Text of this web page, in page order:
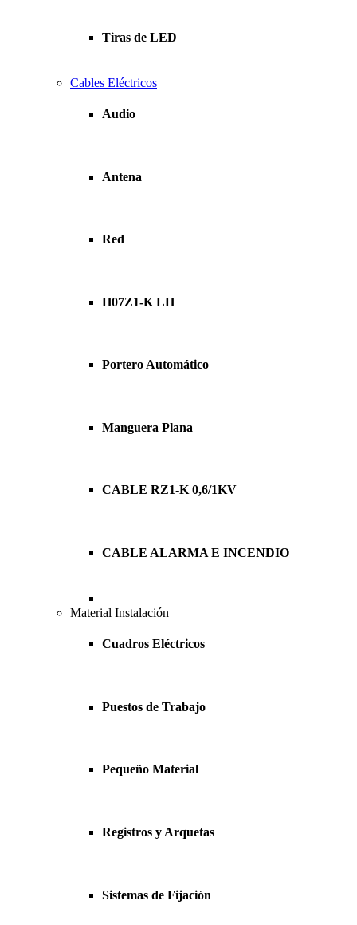
Tiras de LED
Cables Eléctricos
Audio
Antena
Red
H07Z1-K LH
Portero Automático
Manguera Plana
CABLE RZ1-K 0,6/1KV
CABLE ALARMA E INCENDIO
Material Instalación
Cuadros Eléctricos
Puestos de Trabajo
Pequeño Material
Registros y Arquetas
Sistemas de Fijación